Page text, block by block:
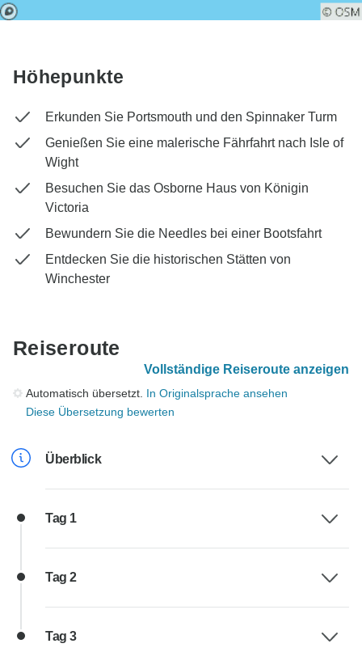
Höhepunkte
Erkunden Sie Portsmouth und den Spinnaker Turm
Genießen Sie eine malerische Fährfahrt nach Isle of
Wight
Besuchen Sie das Osborne Haus von Königin
Victoria
Bewundern Sie die Needles bei einer Bootsfahrt
Entdecken Sie die historischen Stätten von
Winchester
Reiseroute
Vollständige Reiseroute anzeigen
Automatisch übersetzt. In Originalsprache ansehen
Diese Übersetzung bewerten
Überblick
Tag 1
Tag 2
Tag 3